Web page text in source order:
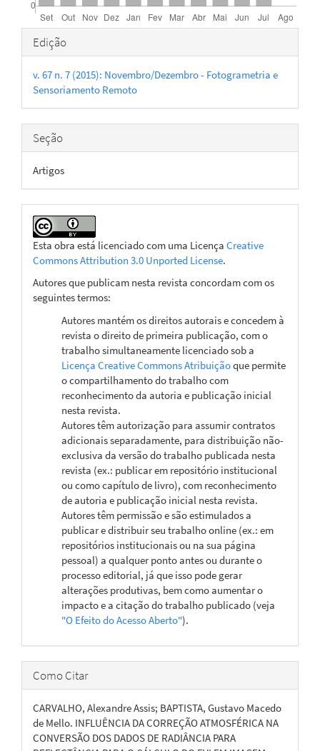
Detalhes
do
artigo
Edição
v. 67 n. 7 (2015): Novembro/Dezembro - Fotogrametria e
Sensoriamento Remoto
Seção
Artigos
Esta obra está licenciado com uma Licença Creative
Commons Attribution 3.0 Unported License.
Autores que publicam nesta revista concordam com os
seguintes termos:
Autores mantém os direitos autorais e concedem à
revista o direito de primeira publicação, com o
trabalho simultaneamente licenciado sob a
Licença Creative Commons Atribuiçãoque permite
o compartilhamento do trabalho com
reconhecimento da autoria e publicação inicial
nesta revista.
Autores têm autorização para assumir contratos
adicionais separadamente, para distribuição não-
exclusiva da versão do trabalho publicada nesta
revista (ex.: publicar em repositório institucional
ou como capítulo de livro), com reconhecimento
de autoria e publicação inicial nesta revista.
Autores têm permissão e são estimulados a
publicar e distribuir seu trabalho online (ex.: em
repositórios institucionais ou na sua página
pessoal) a qualquer ponto antes ou durante o
processo editorial, já que isso pode gerar
alterações produtivas, bem como aumentar o
impacto e a citação do trabalho publicado (veja
"O Efeito do Acesso Aberto").
Como Citar
CARVALHO, Alexandre Assis; BAPTISTA, Gustavo Macedo
de Mello. INFLUÊNCIA DA CORREÇÃO ATMOSFÉRICA NA
CONVERSÃO DOS DADOS DE RADIÂNCIA PARA